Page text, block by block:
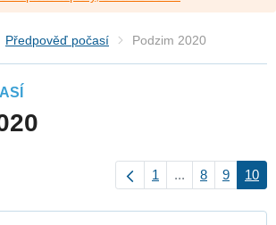
Předpověď počasí Podzim 2020
1 ... 8 9 10